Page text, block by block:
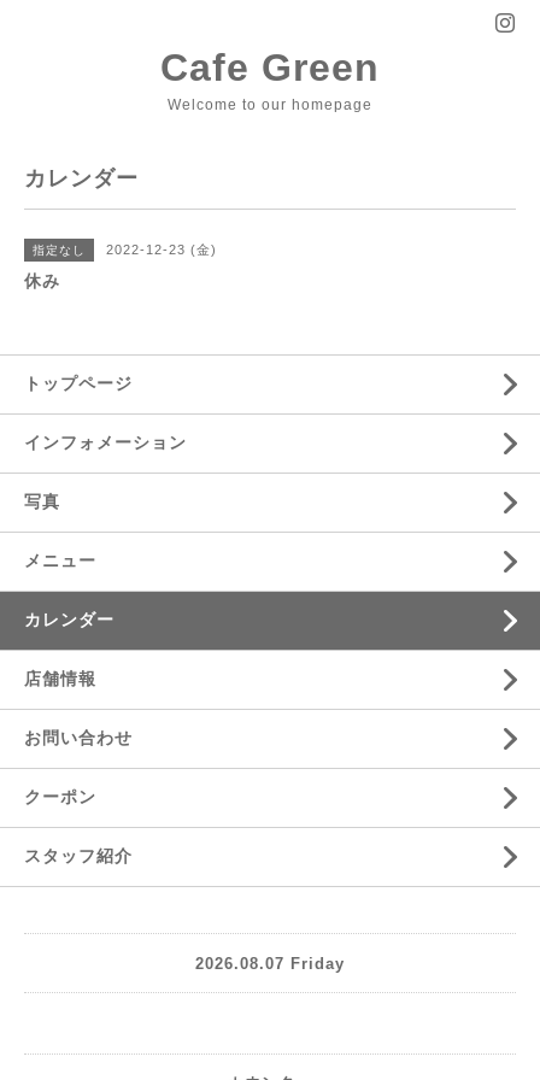
Cafe Green
Welcome to our homepage
カレンダー
指定なし 2022-12-23 (金)
休み
トップページ
インフォメーション
写真
メニュー
カレンダー
店舗情報
お問い合わせ
クーポン
スタッフ紹介
2026.08.07 Friday